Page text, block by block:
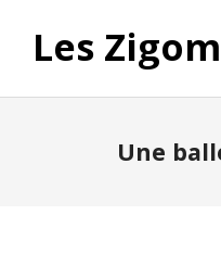
Les
Une